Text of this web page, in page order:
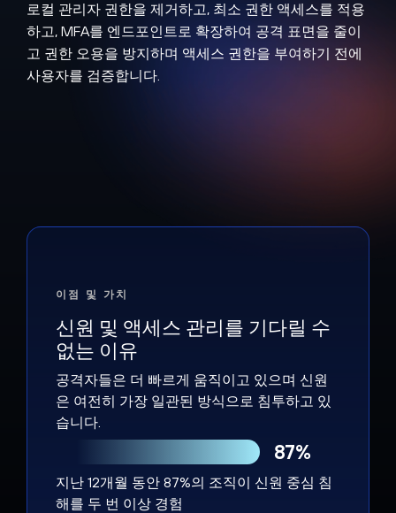
로컬 관리자 권한을 제거하고, 최소 권한 액세스를 적용
하고, MFA를 엔드포인트로 확장하여 공격 표면을 줄이
고 권한 오용을 방지하며 액세스 권한을 부여하기 전에
사용자를 검증합니다.
87%
지난 12개월 동안 87%의 조직이 신원 중심 침
해를 두 번 이상 경험
이점 및 가치
신원 및 액세스 관리를 기다릴 수
없는 이유
공격자들은 더 빠르게 움직이고 있으며 신원
은 여전히 가장 일관된 방식으로 침투하고 있
습니다.